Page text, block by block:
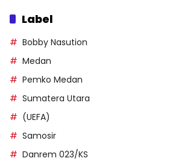
Label
Bobby Nasution
Medan
Pemko Medan
Sumatera Utara
(UEFA)
Samosir
Danrem 023/KS